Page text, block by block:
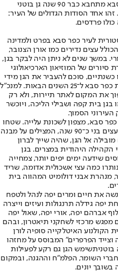
בפאתי השכונה הירוקה בעיר כפר סבא מתחבא כבר 90 שנה גן בוטני
פרטי, שהוקם בתחילת המאה ה־20. זהו אחד הסודות הגדולים של העיר:
פרדסים.
לעיר כפר סבא בפרט ולמדינה
עצים נדירים כמו אורן הצנובר,
במשך שנים לא ניתן היה לבקר בגן,
סיורים של המוזיאון הארכיאולוגי
סוכם להעביר את הגן מידי
בעליו, משפחת אייזנברג, לידי עיריית כפר סבא ל־25 השנים הבאות. למנכ"ל
את המקום לאתר תיירות, ולא רק
בגן בית קפה ושבילי הליכה, ויוכשר
הסמוך.
סבא, מצפון לשכונת עלייה. שטחו
218 דונם, ועל גבעה במרכזו נטועים עצים בני כ־90 שנה, המצילים על מבנה
אל הגן, שהיה שייך לברון
הקהילה היהודית במצרים. בגן
שידעה ימים יפים יותר, צמחייה
כמה עצי אשכולית אדומה, שריד
מנהרת אבני דולומיט המהווה בית
את חיים ומרים יפה לנהל ולטפח
גידלה תרנגולות ועיזים וייצרה
אברהם יפה, אורי יפה, שאול יפה
מפגש מרכזי לשחקני תיאטרון, ובהם
הקולנוע האיטלקייה סופיה לורן
הפרפרים" המבוסס על מחזהו
בוטניתשימש הגן גם רקע לפעילות
השומר, הפלמ"ח וההגנה, ובמקום
יונים.